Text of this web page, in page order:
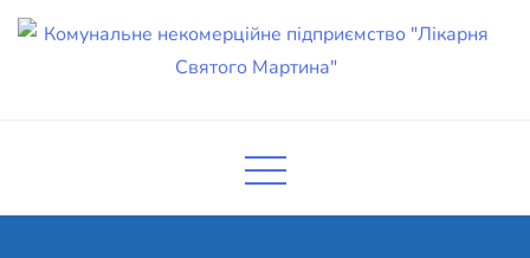
Skip
підприємство "Лікарня Святого